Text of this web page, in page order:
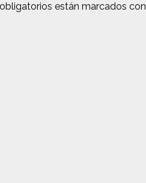
están marcados con